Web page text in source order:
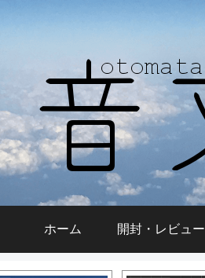
ホーム 開封・レビュー